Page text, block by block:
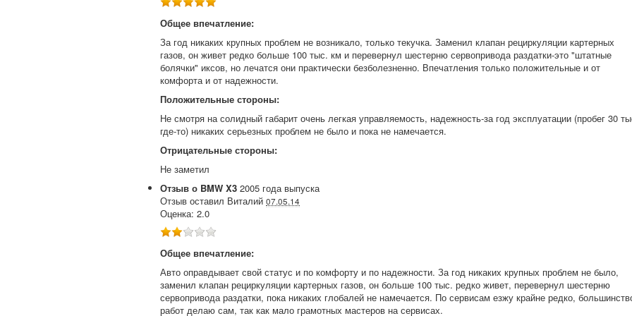
Общее впечатление:
За год никаких крупных проблем не возникало, только текучка. Заменил клапан рециркуляции картерных
газов, он живет редко больше 100 тыс. км и перевернул шестерню сервопривода раздатки-это "штатные
болячки" иксов, но лечатся они практически безболезненно. Впечатления только положительные и от
комфорта и от надежности.
Положительные стороны:
Не смотря на солидный габарит очень легкая управляемость, надежность-за год эксплуатации (пробег 30
где-то) никаких серьезных проблем не было и пока не намечается.
Отрицательные стороны:
Не заметил
Отзыв о BMW X3 2005 года выпуска
Отзыв оставил Виталий 07.05.14
Оценка: 2.0
Общее впечатление:
Авто оправдывает свой статус и по комфорту и по надежности. За год никаких крупных проблем не было,
заменил клапан рециркуляции картерных газов, он больше 100 тыс. редко живет, перевернул шестерню
сервопривода раздатки, пока никаких глобалей не намечается. По сервисам езжу крайне редко,
работ делаю сам, так как мало грамотных мастеров на сервисах.